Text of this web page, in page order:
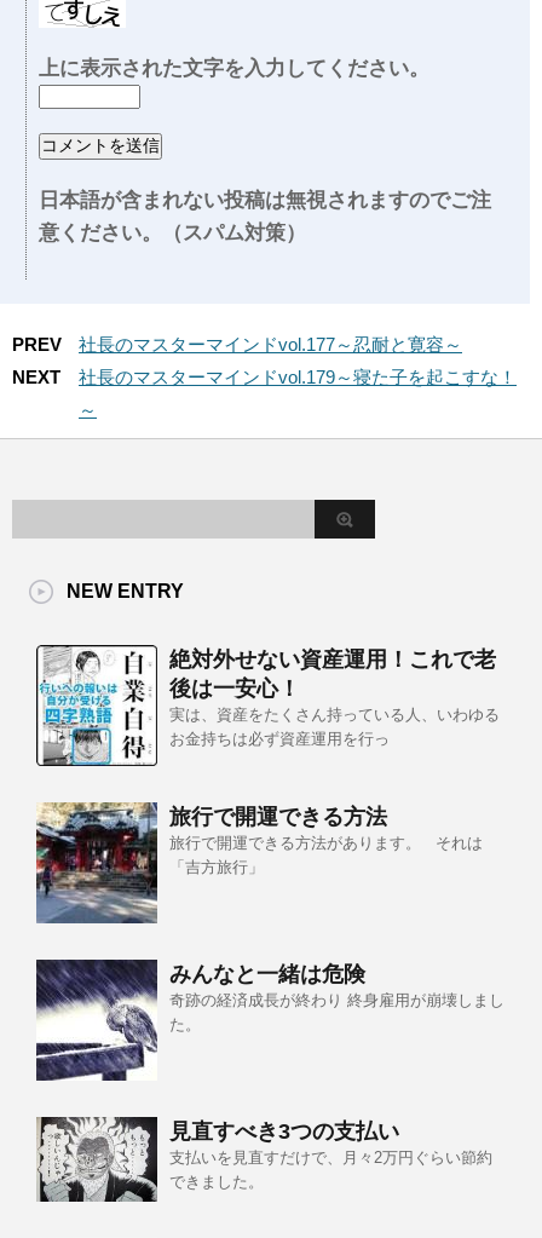
上に表示された文字を入力してください。
日本語が含まれない投稿は無視されますのでご注
意ください。（スパム対策）
PREV
社長のマスターマインドvol.177～忍耐と寛容～
NEXT
社長のマスターマインドvol.179～寝た子を起こすな！
～
NEW ENTRY
絶対外せない資産運用！これで老
後は一安心！
実は、資産をたくさん持っている人、いわゆる
お金持ちは必ず資産運用を行っ
旅行で開運できる方法
旅行で開運できる方法があります。 それは
「吉方旅行」
みんなと一緒は危険
奇跡の経済成長が終わり 終身雇用が崩壊しまし
た。
見直すべき3つの支払い
支払いを見直すだけで、月々2万円ぐらい節約
できました。